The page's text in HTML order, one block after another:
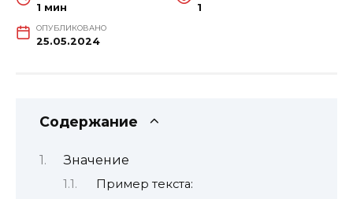
1 мин 1
ОПУБЛИКОВАНО
25.05.2024
Содержание
Значение
Пример текста: